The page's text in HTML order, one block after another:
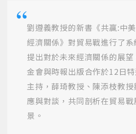
劉遵義教授的新書《共贏:中
經濟關係》對貿易戰進行了
提出對於未來經濟關係的展
金會與時報出版合作於12日
主持，薛琦教授、陳添枝教
應與對談，共同剖析在貿易
景。